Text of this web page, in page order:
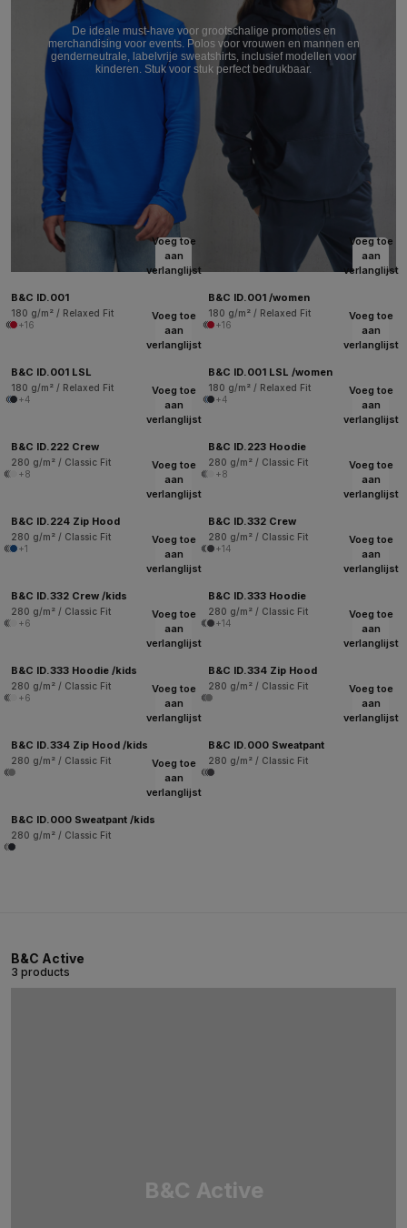
De ideale must-have voor grootschalige promoties en
merchandising voor events. Polos voor vrouwen en mannen en
genderneutrale, labelvrije sweatshirts, inclusief modellen voor
kinderen. Stuk voor stuk perfect bedrukbaar.
Voeg toe
aan
verlanglijst
B&C ID.001
180 g/m² / Relaxed Fit
+16
Voeg toe
aan
verlanglijst
B&C ID.001 /women
180 g/m² / Relaxed Fit
+16
Voeg toe
aan
verlanglijst
B&C ID.001 LSL
180 g/m² / Relaxed Fit
+4
Voeg toe
aan
verlanglijst
B&C ID.001 LSL /women
180 g/m² / Relaxed Fit
+4
Voeg toe
aan
verlanglijst
B&C ID.222 Crew
280 g/m² / Classic Fit
+8
Voeg toe
aan
verlanglijst
B&C ID.223 Hoodie
280 g/m² / Classic Fit
+8
Voeg toe
aan
verlanglijst
B&C ID.224 Zip Hood
280 g/m² / Classic Fit
+1
Voeg toe
aan
verlanglijst
B&C ID.332 Crew
280 g/m² / Classic Fit
+14
Voeg toe
aan
verlanglijst
B&C ID.332 Crew /kids
280 g/m² / Classic Fit
+6
Voeg toe
aan
verlanglijst
B&C ID.333 Hoodie
280 g/m² / Classic Fit
+14
Voeg toe
aan
verlanglijst
B&C ID.333 Hoodie /kids
280 g/m² / Classic Fit
+6
Voeg toe
aan
verlanglijst
B&C ID.334 Zip Hood
280 g/m² / Classic Fit
Voeg toe
aan
verlanglijst
B&C ID.334 Zip Hood /kids
280 g/m² / Classic Fit
Voeg toe
aan
verlanglijst
B&C ID.000 Sweatpant
280 g/m² / Classic Fit
Voeg toe
aan
verlanglijst
B&C ID.000 Sweatpant /kids
280 g/m² / Classic Fit
B&C Active
3 products
B&C Active